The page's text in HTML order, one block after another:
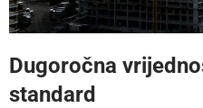
Dugoročna
standard